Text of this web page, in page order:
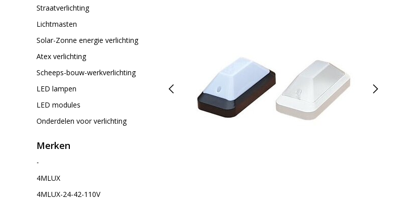
Straatverlichting
Lichtmasten
Solar-Zonne energie verlichting
Atex verlichting
Scheeps-bouw-werkverlichting
LED lampen
LED modules
Onderdelen voor verlichting
Merken
-
4MLUX
4MLUX-24-42-110V